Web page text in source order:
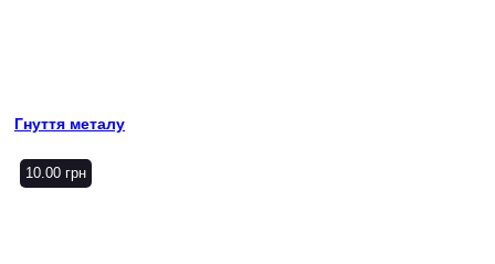
Гнуття металу
10.00 грн